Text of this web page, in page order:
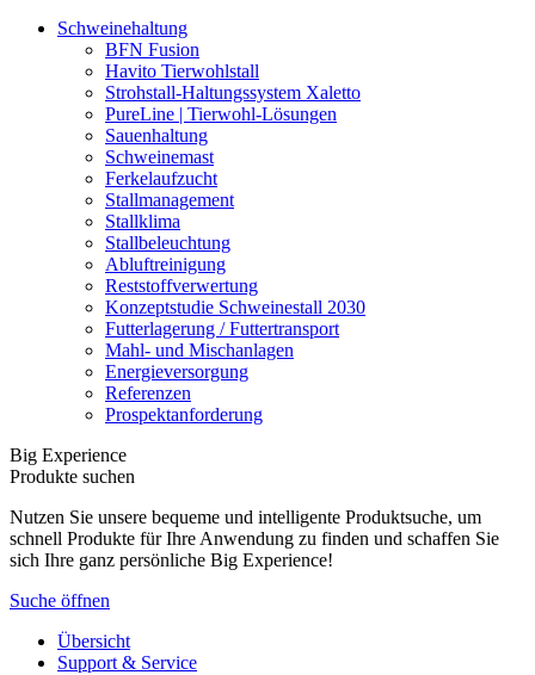
Schweinehaltung
BFN Fusion
Havito Tierwohlstall
Strohstall-Haltungssystem Xaletto
PureLine | Tierwohl-Lösungen
Sauenhaltung
Schweinemast
Ferkelaufzucht
Stallmanagement
Stallklima
Stallbeleuchtung
Abluftreinigung
Reststoffverwertung
Konzeptstudie Schweinestall 2030
Futterlagerung / Futtertransport
Mahl- und Mischanlagen
Energieversorgung
Referenzen
Prospektanforderung
Big Experience
Produkte suchen
Nutzen Sie unsere bequeme und intelligente Produktsuche, um
schnell Produkte für Ihre Anwendung zu finden und schaffen Sie
sich Ihre ganz persönliche Big Experience!
Suche öffnen
Übersicht
Support & Service